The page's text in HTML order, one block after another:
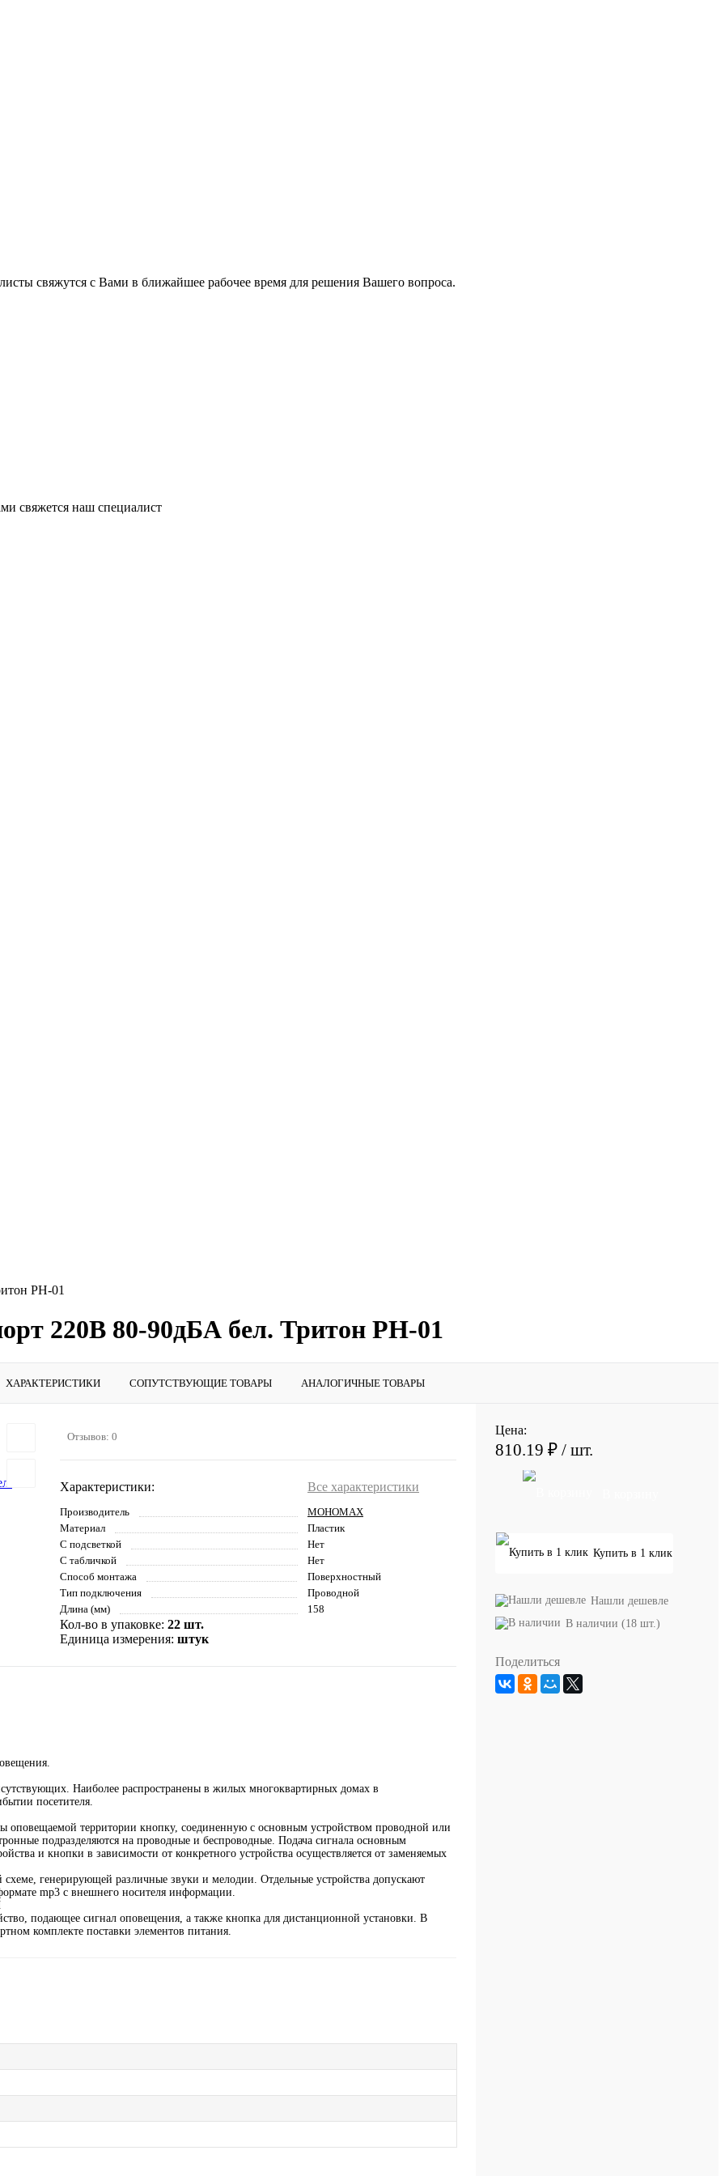
свяжутся с Вами в ближайшее рабочее время для решения Вашего вопроса.
свяжется наш специалист
РН-01
220В 80-90дБА бел. Тритон РН-01
ХАРАКТЕРИСТИКИ СОПУТСТВУЮЩИЕ ТОВАРЫ АНАЛОГИЧНЫЕ ТОВАРЫ
Отзывов: 0
Характеристики: Все характеристики
Производитель
МОНОМАХ
Материал
Пластик
С подсветкой
Нет
С табличкой
Нет
Способ монтажа
Поверхностный
Тип подключения
Проводной
Длина (мм)
158
Кол-во в упаковке: 22 шт.
Единица измерения: штук
Наиболее распространены в жилых многоквартирных домах в
посетителя.
оповещаемой территории кнопку, соединенную с основным устройством проводной или
подразделяются на проводные и беспроводные. Подача сигнала основным
и кнопки в зависимости от конкретного устройства осуществляется от заменяемых
генерирующей различные звуки и мелодии. Отдельные устройства допускают
mp3 с внешнего носителя информации.
подающее сигнал оповещения, а также кнопка для дистанционной установки. В
комплекте поставки элементов питания.
Цена:
810.19 ₽ / шт.
Купить в 1 клик
Нашли дешевле
В наличии (18 шт.)
Поделиться